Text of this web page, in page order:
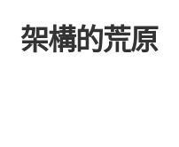
跳
至
跳
至
架構的荒原